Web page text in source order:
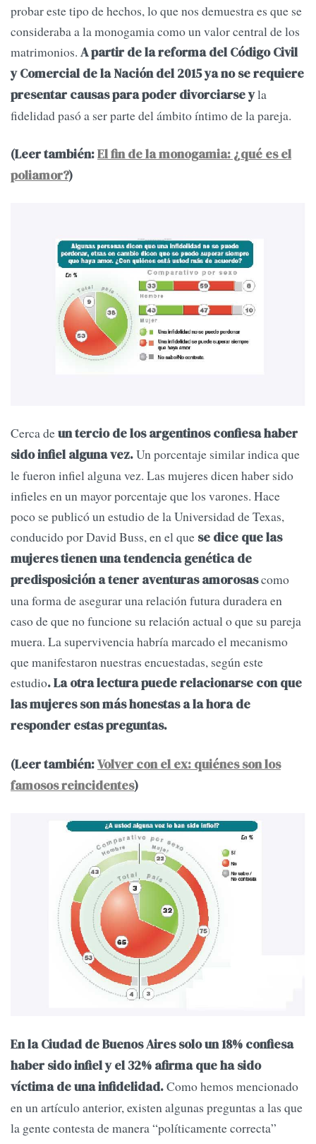
probar este tipo de hechos, lo que nos demuestra es que se
consideraba a la monogamia como un valor central de los
matrimonios. A partir de la reforma del Código Civil
y Comercial de la Nación del 2015 ya no se requiere
presentar causas para poder divorciarse yla
fidelidad pasó a ser parte del ámbito íntimo de la pareja.
(Leer también:El fin de la monogamia: ¿qué es el
poliamor?)
Cerca deun tercio de los argentinos confiesa haber
sido infiel alguna vez.Un porcentaje similar indica que
le fueron infiel alguna vez. Las mujeres dicen haber sido
infieles en un mayor porcentaje que los varones. Hace
poco se publicó un estudio de la Universidad de Texas,
conducido por David Buss, en el que se dice que las
mujeres tienen una tendencia genética de
predisposición a tener aventuras amorosascomo
una forma de asegurar una relación futura duradera en
caso de que no funcione su relación actual o que su pareja
muera. La supervivencia habría marcado el mecanismo
que manifestaron nuestras encuestadas, según este
estudio. La otra lectura puede relacionarse con que
las mujeres son más honestas a la hora de
responder estas preguntas.
(Leer también:Volver con el ex: quiénes son los
famosos reincidentes)
En la Ciudad de Buenos Aires solo un 18% confiesa
haber sido infiel y el 32% afirma que ha sido
víctima de una infidelidad.Como hemos mencionado
en un artículo anterior, existen algunas preguntas a las que
la gente contesta de manera “políticamente correcta”